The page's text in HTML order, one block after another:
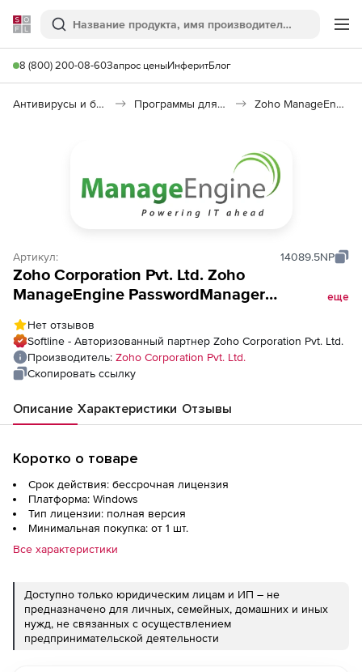
Softline
Поиск
8 (800) 200-08-60Запрос ценыИнферитБлог
Антивирусы и безопасность Программы для защиты информации Zoho ManageEngine PasswordManager
Артикул: 14089.5NP
Zoho Corporation Pvt. Ltd. Zoho
ManageEngine PasswordManager
Edition Single Installation), fee for 200
Administrators (unrestricted resources and
users)
еще
Нет отзывов
Softline - Авторизованный партнер Zoho Corporation Pvt. Ltd.
Производитель: Zoho Corporation Pvt. Ltd.
Скопировать ссылку
Описание Характеристики Отзывы
Коротко о товаре
Срок действия: бессрочная лицензия
Платформа: Windows
Тип лицензии: полная версия
Минимальная покупка: от 1 шт.
Все характеристики
Доступно только юридическим лицам и ИП – не
предназначено для личных, семейных, домашних и иных
нужд, не связанных с осуществлением
предпринимательской деятельности